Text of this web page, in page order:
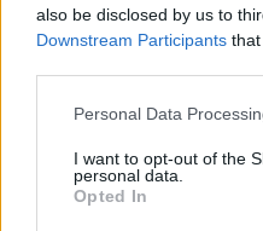
also be disclosed by us to
Downstream Participants
Personal Data
I want to opt-out of the
personal data.
Opted In